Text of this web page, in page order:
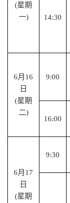
(星期
一)
14:30
6月 16
日
(星期
二)
9:00
16:00
6月 17
日
(星期
9:30